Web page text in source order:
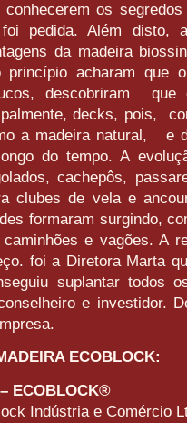
os
pedida. Além disto,
da madeira
princípio acharam
descobriram
decks, pois,
a madeira natural, e
do tempo. A
cachepôs,
clubes de vela e
formaram surgindo,
e vagões. A
foi a Diretora Marta
suplantar todos
e investidor.
ECOBLOCK:
ECOBLOCK®
Indústria e Comércio